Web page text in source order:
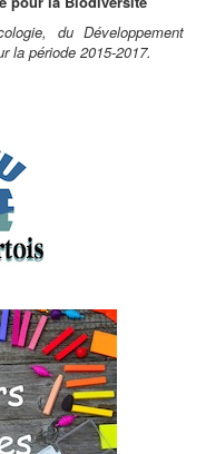
du Développement
la période 2015-2017.